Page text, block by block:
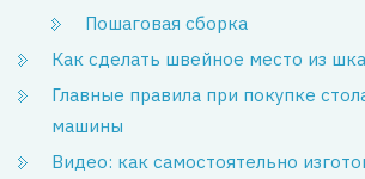
Пошаговая сборка
Как сделать швейное место из
Главные правила при покупке
машины
Видео: как самостоятельно